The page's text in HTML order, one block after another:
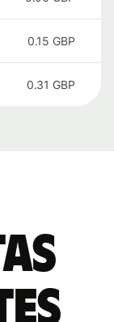
0.15 GBP
0.31 GBP